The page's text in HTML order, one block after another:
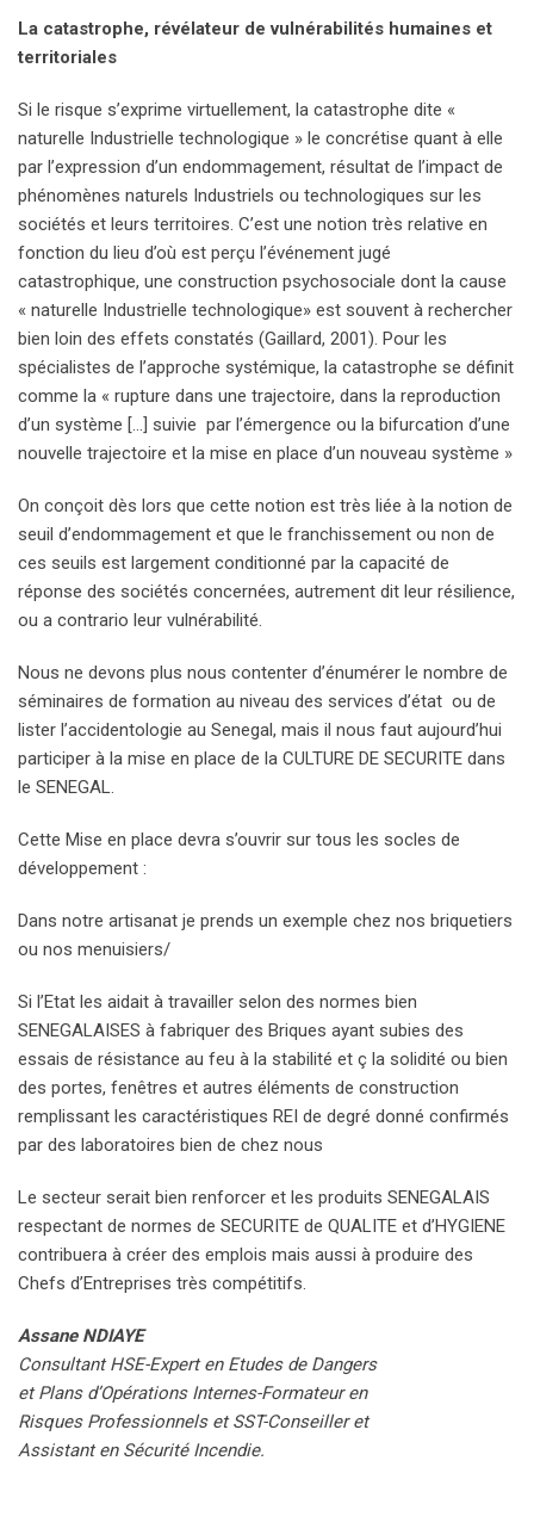
La catastrophe, révélateur de vulnérabilités humaines et
territoriales
Si le risque s’exprime virtuellement, la catastrophe dite «
naturelle Industrielle technologique » le concrétise quant à elle
par l’expression d’un endommagement, résultat de l’impact de
phénomènes naturels Industriels ou technologiques sur les
sociétés et leurs territoires. C’est une notion très relative en
fonction du lieu d’où est perçu l’événement jugé
catastrophique, une construction psychosociale dont la cause
« naturelle Industrielle technologique» est souvent à rechercher
bien loin des effets constatés (Gaillard, 2001). Pour les
spécialistes de l’approche systémique, la catastrophe se définit
comme la « rupture dans une trajectoire, dans la reproduction
d’un système […] suivie par l’émergence ou la bifurcation d’une
nouvelle trajectoire et la mise en place d’un nouveau système »
On conçoit dès lors que cette notion est très liée à la notion de
seuil d’endommagement et que le franchissement ou non de
ces seuils est largement conditionné par la capacité de
réponse des sociétés concernées, autrement dit leur résilience,
ou a contrario leur vulnérabilité.
Nous ne devons plus nous contenter d’énumérer le nombre de
séminaires de formation au niveau des services d’état ou de
lister l’accidentologie au Senegal, mais il nous faut aujourd’hui
participer à la mise en place de la CULTURE DE SECURITE dans
le SENEGAL.
Cette Mise en place devra s’ouvrir sur tous les socles de
développement :
Dans notre artisanat je prends un exemple chez nos briquetiers
ou nos menuisiers/
Si l’Etat les aidait à travailler selon des normes bien
SENEGALAISES à fabriquer des Briques ayant subies des
essais de résistance au feu à la stabilité et ç la solidité ou bien
des portes, fenêtres et autres éléments de construction
remplissant les caractéristiques REI de degré donné confirmés
par des laboratoires bien de chez nous
Le secteur serait bien renforcer et les produits SENEGALAIS
respectant de normes de SECURITE de QUALITE et d’HYGIENE
contribuera à créer des emplois mais aussi à produire des
Chefs d’Entreprises très compétitifs.
Assane NDIAYE
Consultant HSE-Expert en Etudes de Dangers
et Plans d’Opérations Internes-Formateur en
Risques Professionnels et SST-Conseiller et
Assistant en Sécurité Incendie.